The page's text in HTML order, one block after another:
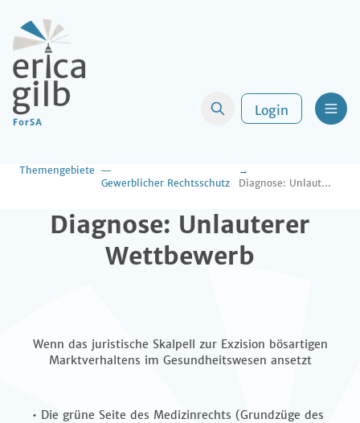
Login
Themengebiete
Gewerblicher Rechtsschutz
Diagnose: Unlauterer Wettbewerb
Diagnose: Unlauterer
Wettbewerb
Wenn das juristische Skalpell zur Exzision bösartigen
Marktverhaltens im Gesundheitswesen ansetzt
• Die grüne Seite des Medizinrechts (Grundzüge des